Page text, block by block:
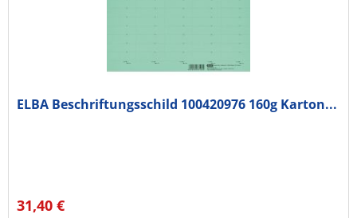
ELBA Beschriftungsschild 100420976 160g Karton...
31,40 €